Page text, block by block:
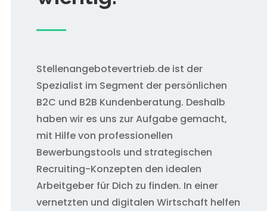
Stellenangebotevertrieb.de ist der
Spezialist im Segment der persönlichen
B2C und B2B Kundenberatung. Deshalb
haben wir es uns zur Aufgabe gemacht,
mit Hilfe von professionellen
Bewerbungstools und strategischen
Recruiting-Konzepten den idealen
Arbeitgeber für Dich zu finden. In einer
vernetzten und digitalen Wirtschaft helfen